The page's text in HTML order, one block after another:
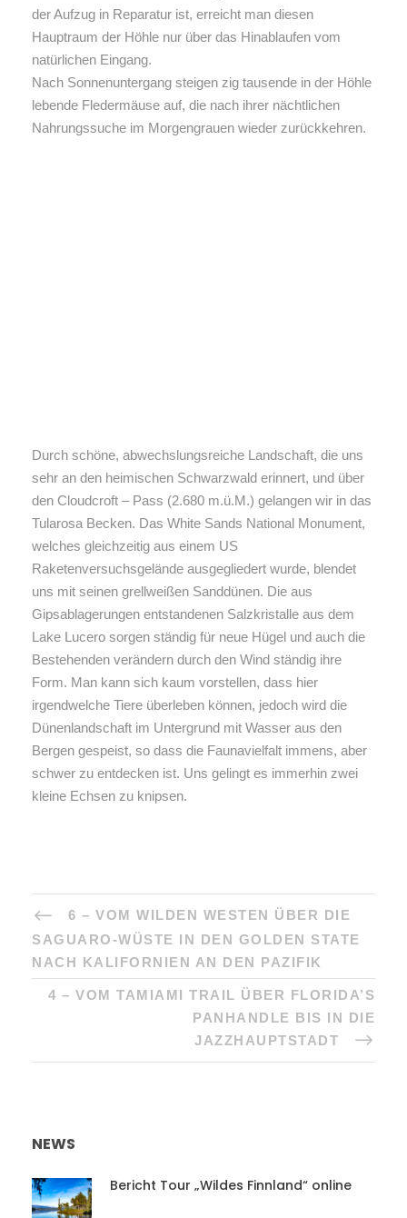
der Aufzug in Reparatur ist, erreicht man diesen
Hauptraum der Höhle nur über das Hinablaufen vom
natürlichen Eingang.
Nach Sonnenuntergang steigen zig tausende in der Höhle
lebende Fledermäuse auf, die nach ihrer nächtlichen
Nahrungssuche im Morgengrauen wieder zurückkehren.
Durch schöne, abwechslungsreiche Landschaft, die uns
sehr an den heimischen Schwarzwald erinnert, und über
den Cloudcroft – Pass (2.680 m.ü.M.) gelangen wir in das
Tularosa Becken. Das White Sands National Monument,
welches gleichzeitig aus einem US
Raketenversuchsgelände ausgegliedert wurde, blendet
uns mit seinen grellweißen Sanddünen. Die aus
Gipsablagerungen entstandenen Salzkristalle aus dem
Lake Lucero sorgen ständig für neue Hügel und auch die
Bestehenden verändern durch den Wind ständig ihre
Form. Man kann sich kaum vorstellen, dass hier
irgendwelche Tiere überleben können, jedoch wird die
Dünenlandschaft im Untergrund mit Wasser aus den
Bergen gespeist, so dass die Faunavielfalt immens, aber
schwer zu entdecken ist. Uns gelingt es immerhin zwei
kleine Echsen zu knipsen.
6 – VOM WILDEN WESTEN ÜBER DIE
SAGUARO-WÜSTE IN DEN GOLDEN STATE
NACH KALIFORNIEN AN DEN PAZIFIK
4 – VOM TAMIAMI TRAIL ÜBER FLORIDA’S
PANHANDLE BIS IN DIE
JAZZHAUPTSTADT
NEWS
Bericht Tour „Wildes Finnland“ online